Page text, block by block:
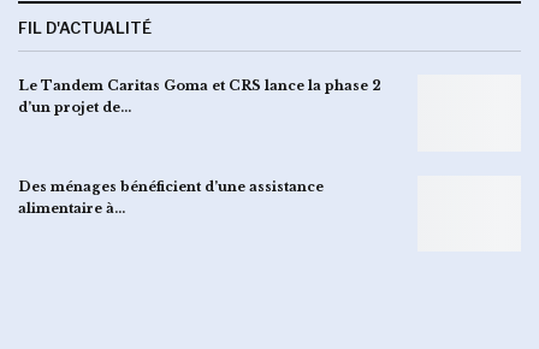
FIL D'ACTUALITÉ
Le Tandem Caritas Goma et CRS lance la phase 2
d’un projet de…
Des ménages bénéficient d’une assistance
alimentaire à…